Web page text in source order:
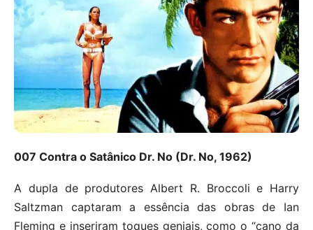
007 Contra o Satânico Dr. No (Dr. No, 1962)
A dupla de produtores Albert R. Broccoli e Harry
Saltzman captaram a essência das obras de Ian
Fleming e inseriram toques geniais, como o “cano da